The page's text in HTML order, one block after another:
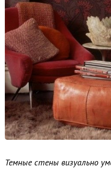
Темные стены визуально